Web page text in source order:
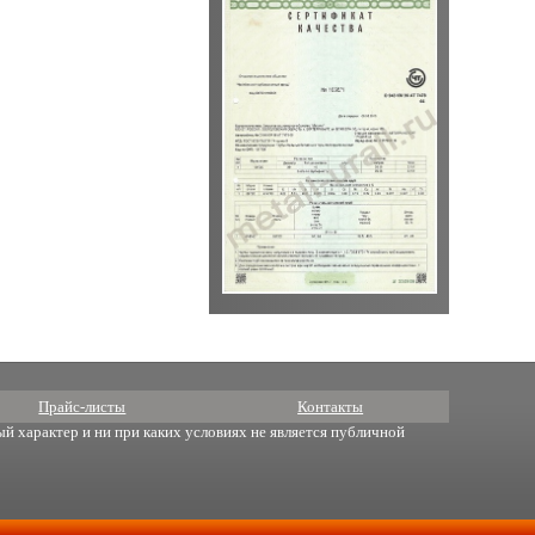
Прайс-листы Контакты
характер и ни при каких условиях не является публичной